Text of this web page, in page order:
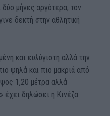
μήνες αργότερα, τον
δεκτή στην αθλητική
και ευλύγιστη αλλά την
ψηλά και πιο μακριά από
1,20 μέτρα αλλά
έχει δηλώσει η Κινέζα